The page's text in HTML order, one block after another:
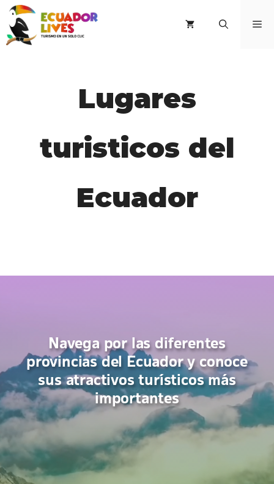
Saltar
contenido
Lugares
turisticos del
Ecuador
Navega por las diferentes
provincias del Ecuador y conoce
sus atractivos turísticos más
importantes